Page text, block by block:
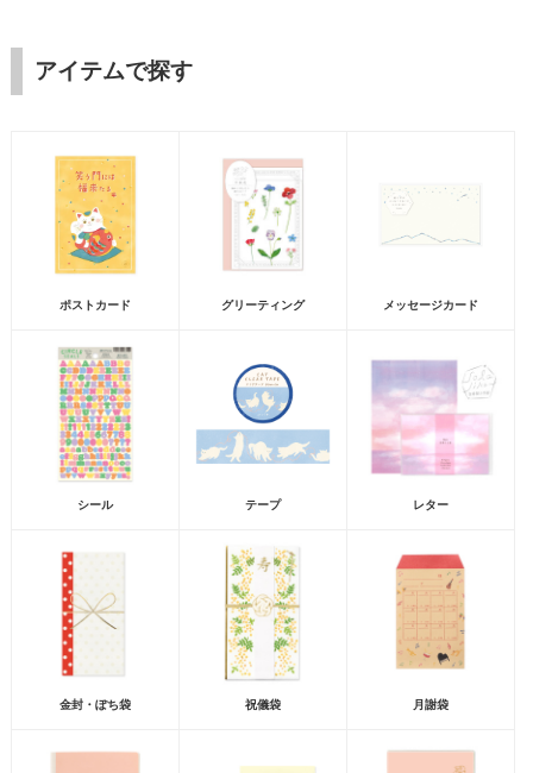
アイテムで探す
ポストカード グリーティング メッセージカード
シール テープ レター
金封・ぽち袋 祝儀袋 月謝袋